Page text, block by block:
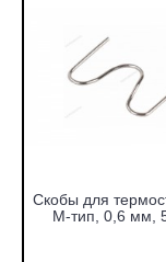
Скобы для
M-тип, 0,6 мм,